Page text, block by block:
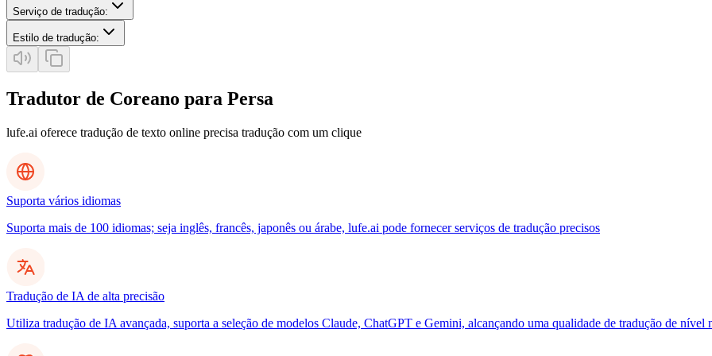
Serviço de tradução:
Estilo de tradução:
Tradutor de Coreano para Persa
lufe.ai oferece tradução de texto online precisa tradução com um clique
Suporta vários idiomas
Suporta mais de 100 idiomas; seja inglês, francês, japonês ou árabe, lufe.ai pode fornecer serviços de tradução precisos
Tradução de IA de alta precisão
Utiliza tradução de IA avançada, suporta a seleção de modelos Claude, ChatGPT e Gemini, alcançando uma qualidade de tradução de nível